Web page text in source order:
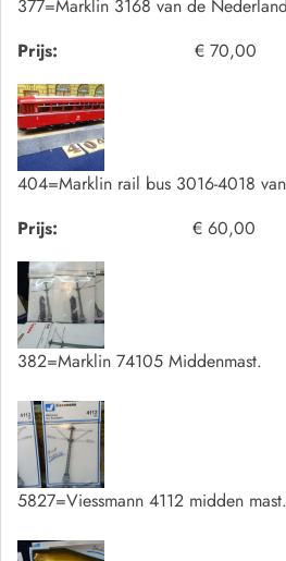
377=Marklin 3168 van de
Prijs:
€ 70,00
404=Marklin rail bus 3016-4018
Prijs:
€ 60,00
382=Marklin 74105 Middenmast.
5827=Viessmann 4112 midden mast.